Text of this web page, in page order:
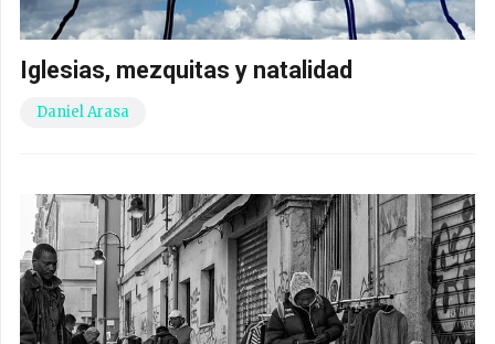
Iglesias, mezquitas y natalidad
Daniel Arasa